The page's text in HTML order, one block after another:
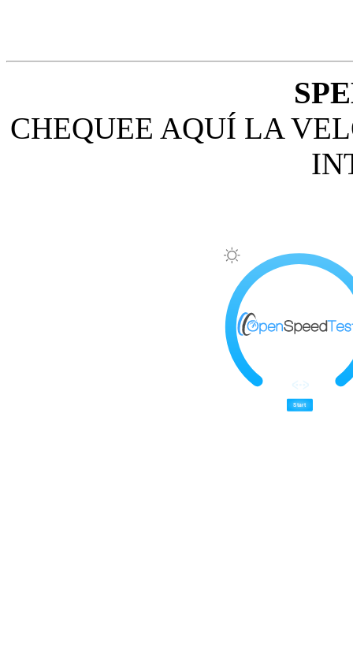
CHEQUEE AQUÍ LA